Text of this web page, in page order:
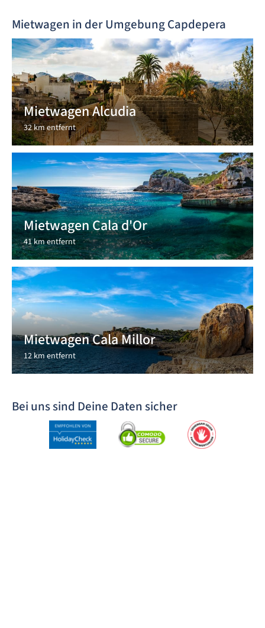
Mietwagen in der Umgebung Capdepera
Mietwagen Alcudia
32 km entfernt
Mietwagen Cala d'Or
41 km entfernt
Mietwagen Cala Millor
12 km entfernt
Bei uns sind Deine Daten sicher